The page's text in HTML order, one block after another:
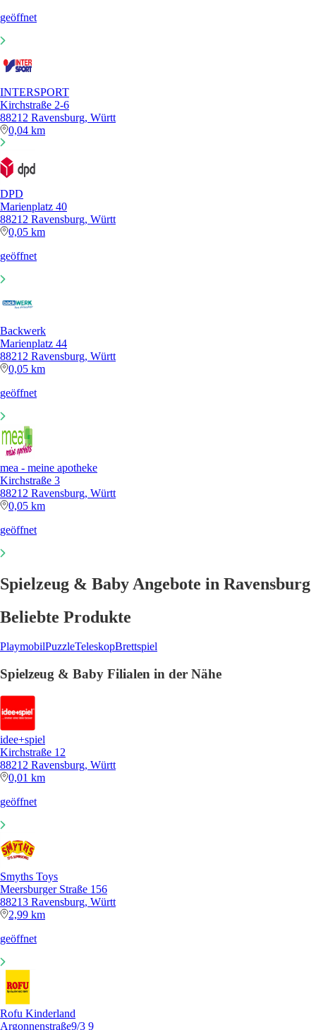
geöffnet
INTERSPORT
Kirchstraße 2-6
88212 Ravensburg, Württ
0,04 km
DPD
Marienplatz 40
88212 Ravensburg, Württ
0,05 km
geöffnet
Backwerk
Marienplatz 44
88212 Ravensburg, Württ
0,05 km
geöffnet
mea - meine apotheke
Kirchstraße 3
88212 Ravensburg, Württ
0,05 km
geöffnet
Spielzeug & Baby Angebote in Ravensburg
Beliebte Produkte
PlaymobilPuzzleTeleskopBrettspiel
Spielzeug & Baby Filialen in der Nähe
idee+spiel
Kirchstraße 12
88212 Ravensburg, Württ
0,01 km
geöffnet
Smyths Toys
Meersburger Straße 156
88213 Ravensburg, Württ
2,99 km
geöffnet
Rofu Kinderland
Argonnenstraße9/3 9